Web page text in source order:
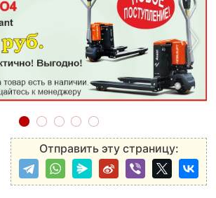
›
Отправить эту страницу: